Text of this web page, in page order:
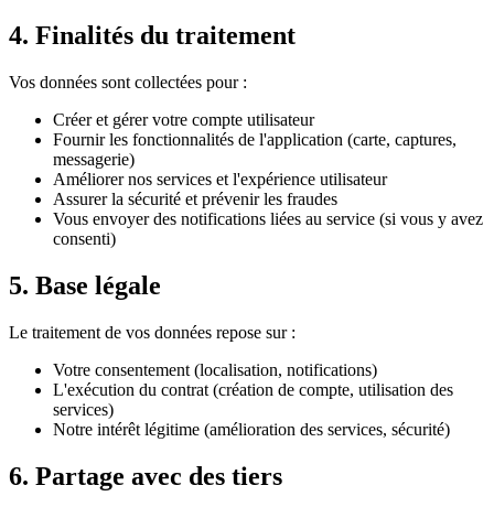
4. Finalités du traitement
Vos données sont collectées pour :
Créer et gérer votre compte utilisateur
Fournir les fonctionnalités de l'application (carte, captures,
messagerie)
Améliorer nos services et l'expérience utilisateur
Assurer la sécurité et prévenir les fraudes
Vous envoyer des notifications liées au service (si vous y avez
consenti)
5. Base légale
Le traitement de vos données repose sur :
Votre consentement (localisation, notifications)
L'exécution du contrat (création de compte, utilisation des
services)
Notre intérêt légitime (amélioration des services, sécurité)
6. Partage avec des tiers